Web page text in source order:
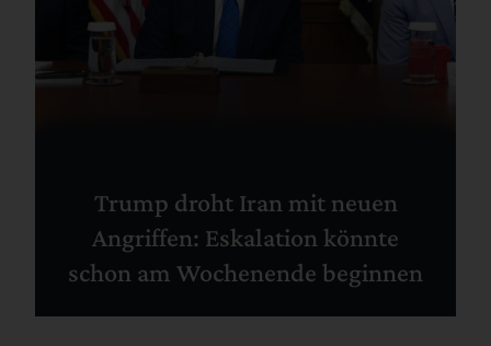
Trump droht Iran mit neuen
Angriffen: Eskalation könnte
schon am Wochenende beginnen